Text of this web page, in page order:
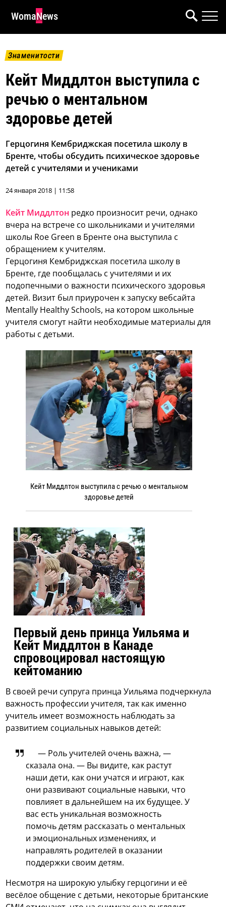
WomaNews
Знаменитости
Кейт Миддлтон выступила с
речью о ментальном
здоровье детей
Герцогиня Кембриджская посетила школу в
Бренте, чтобы обсудить психическое здоровье
детей с учителями и учениками
24 января 2018 | 11:58
Кейт Миддлтон редко произносит речи, однако
вчера на встрече со школьниками и учителями
школы Roe Green в Бренте она выступила с
обращением к учителям.
Герцогиня Кембриджская посетила школу в
Бренте, где пообщалась с учителями и их
подопечными о важности психического здоровья
детей. Визит был приурочен к запуску вебсайта
Mentally Healthy Schools, на котором школьные
учителя смогут найти необходимые материалы для
работы с детьми.
Кейт Миддлтон выступила с речью о ментальном
здоровье детей
Первый день принца Уильяма и
Кейт Миддлтон в Канаде
спровоцировал настоящую
кейтоманию
В своей речи супруга принца Уильяма подчеркнула
важность профессии учителя, так как именно
учитель имеет возможность наблюдать за
развитием социальных навыков детей:
— Роль учителей очень важна, —
сказала она. — Вы видите, как растут
наши дети, как они учатся и играют, как
они развивают социальные навыки, что
повлияет в дальнейшем на их будущее. У
вас есть уникальная возможность
помочь детям рассказать о ментальных
и эмоциональных изменениях, и
направлять родителей в оказании
поддержки своим детям.
Несмотря на широкую улыбку герцогини и её
весёлое общение с детьми, некоторые британские